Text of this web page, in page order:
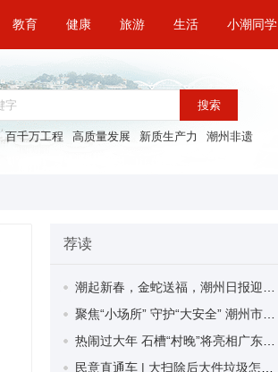
教育 健康 旅游 生活 小潮同学
搜索
百千万工程 高质量发展 新质生产力 潮州非遗
荐读